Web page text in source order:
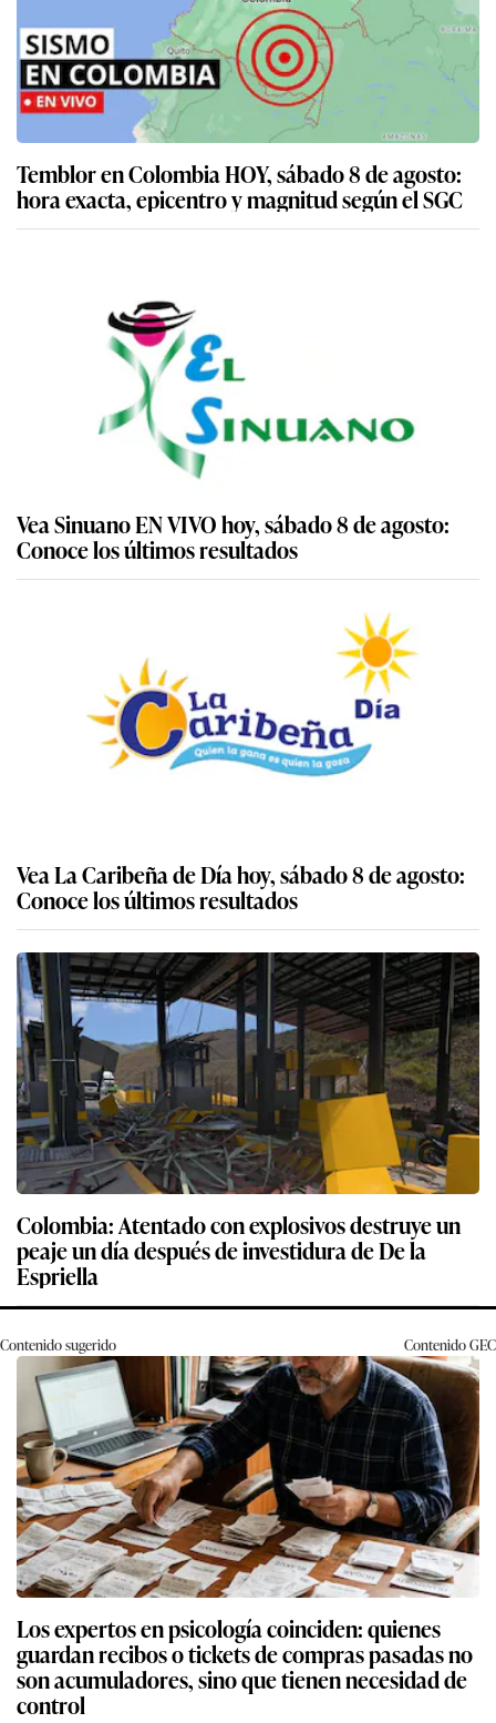
Temblor en Colombia HOY, sábado 8 de agosto:
hora exacta, epicentro y magnitud según el SGC
Vea Sinuano EN VIVO hoy, sábado 8 de agosto:
Conoce los últimos resultados
Vea La Caribeña de Día hoy, sábado 8 de agosto:
Conoce los últimos resultados
Colombia: Atentado con explosivos destruye un
peaje un día después de investidura de De la
Espriella
Contenido sugerido ContenidoGEC
Los expertos en psicología coinciden: quienes
guardan recibos o tickets de compras pasadas no
son acumuladores, sino que tienen necesidad de
control